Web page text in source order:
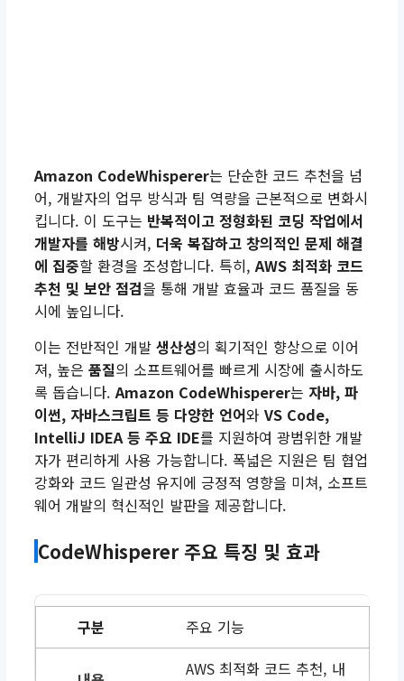
Amazon CodeWhisperer는 단순한 코드 추천을 넘
어, 개발자의 업무 방식과 팀 역량을 근본적으로 변화시
킵니다. 이 도구는 반복적이고 정형화된 코딩 작업에서
개발자를 해방시켜, 더욱 복잡하고 창의적인 문제 해결
에 집중할 환경을 조성합니다. 특히,AWS 최적화 코드
추천 및 보안 점검을 통해 개발 효율과 코드 품질을 동
시에 높입니다.
이는 전반적인 개발생산성의 획기적인 향상으로 이어
져, 높은품질의 소프트웨어를 빠르게 시장에 출시하도
록 돕습니다.Amazon CodeWhisperer는 자바, 파
이썬, 자바스크립트 등 다양한 언어와VS Code,
IntelliJ IDEA 등 주요 IDE를 지원하여 광범위한 개발
자가 편리하게 사용 가능합니다. 폭넓은 지원은 팀 협업
강화와 코드 일관성 유지에 긍정적 영향을 미쳐, 소프트
웨어 개발의 혁신적인 발판을 제공합니다.
CodeWhisperer 주요 특징 및 효과
주요 기능
AWS 최적화 코드 추천, 내